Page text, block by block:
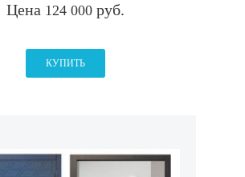
Цена124 000 руб.
КУПИТЬ